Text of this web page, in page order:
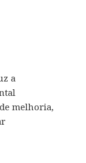
a
melhoria,